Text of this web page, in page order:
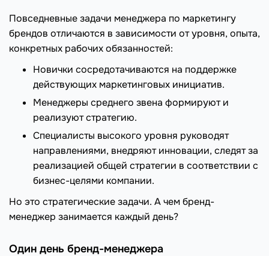
Повседневные задачи менеджера по маркетингу
брендов отличаются в зависимости от уровня, опыта,
конкретных рабочих обязанностей:
Новички сосредотачиваются на поддержке
действующих маркетинговых инициатив.
Менеджеры среднего звена формируют и
реализуют стратегию.
Специалисты высокого уровня руководят
направлениями, внедряют инновации, следят за
реализацией общей стратегии в соответствии с
бизнес-целями компании.
Но это стратегические задачи. А чем бренд-
менеджер занимается каждый день?
Один день бренд-менеджера